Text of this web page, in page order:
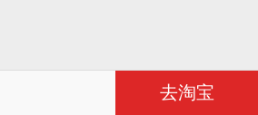
去淘宝